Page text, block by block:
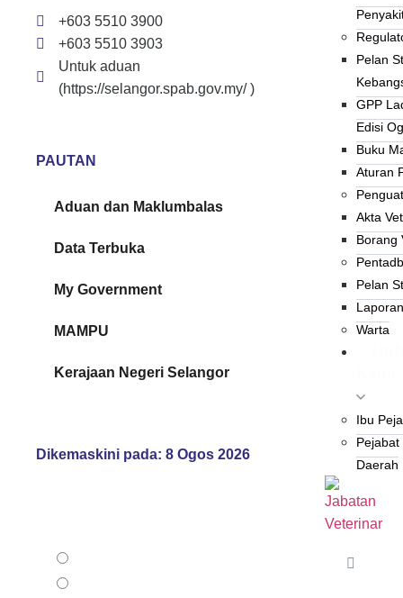
Pelan
GPP
Edisi
Buku
Aturan
Akta
Borang
Pelan
Warta
Ibu
Daerah
+603 5510 3900
+603 5510 3903
Untuk aduan
(https://selangor.spab.gov.my/ )
PAUTAN
Aduan dan Maklumbalas
Data Terbuka
My Government
MAMPU
Kerajaan Negeri Selangor
Dikemaskini pada: 8 Ogos 2026